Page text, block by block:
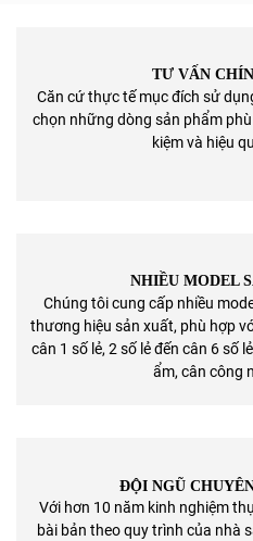
TƯ VẤN
Căn cứ thực tế mục đích sử
chọn những dòng sản phẩm
kiệm và hiệu
NHIỀU MODEL
Chúng tôi cung cấp nhiều
thương hiệu sản xuất, phù hợp
cân 1 số lẻ, 2 số lẻ đến cân 6 số
ẩm, cân công
ĐỘI NGŨ
Với hơn 10 năm kinh nghiệm
bài bản theo quy trình của nhà